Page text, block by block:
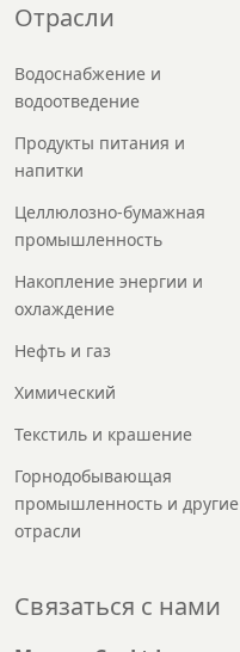
Отрасли
Водоснабжение и
водоотведение
Продукты питания и
напитки
Целлюлозно-бумажная
промышленность
Накопление энергии и
охлаждение
Нефть и газ
Химический
Текстиль и крашение
Горнодобывающая
промышленность и другие
отрасли
Связаться с нами